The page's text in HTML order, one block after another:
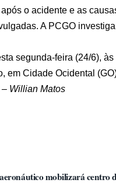
o acidente e as
A PCGO
segunda-feira (24/6), às
em Cidade Ocidental
Willian Matos
mobilizará centro